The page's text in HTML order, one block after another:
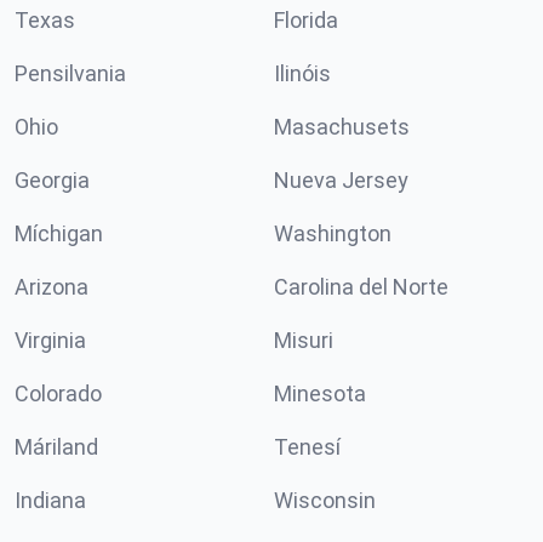
Texas Florida
Pensilvania Ilinóis
Ohio Masachusets
Georgia Nueva Jersey
Míchigan Washington
Arizona Carolina del Norte
Virginia Misuri
Colorado Minesota
Máriland Tenesí
Indiana Wisconsin